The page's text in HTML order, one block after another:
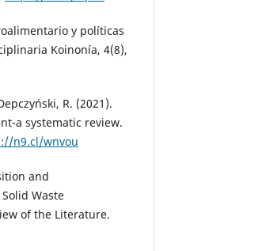
y políticas
Koinonía, 4(8),
R. (2021).
a systematic review.
n9.cl/wnvou
and
Waste
of the Literature.